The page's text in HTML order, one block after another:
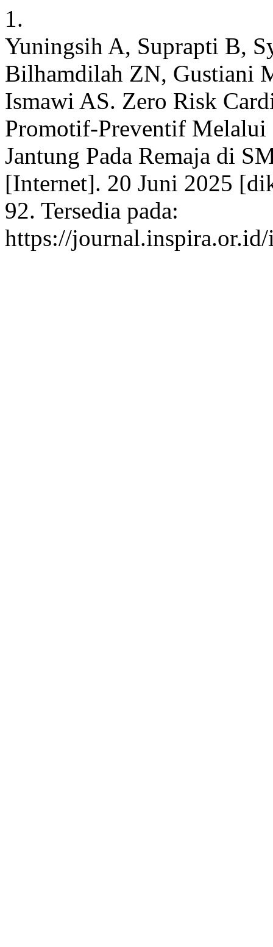
1.
Yuningsih A, Suprapti B,
Bilhamdilah ZN, Gustiani
Ismawi AS. Zero Risk
Promotif-Preventif Melalui
Jantung Pada Remaja di
[Internet]. 20 Juni 2025
92. Tersedia pada:
https://